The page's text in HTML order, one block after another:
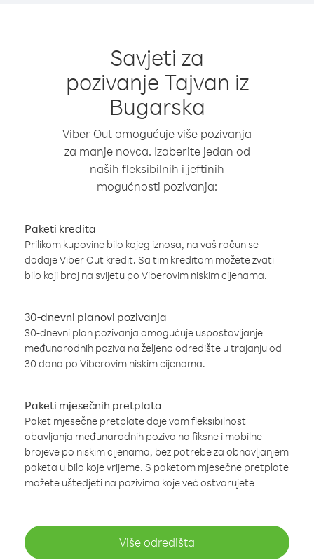
Savjeti za
pozivanje Tajvan iz
Bugarska
Viber Out omogućuje više pozivanja
za manje novca. Izaberite jedan od
naših fleksibilnih i jeftinih
mogućnosti pozivanja:
Paketi kredita
Prilikom kupovine bilo kojeg iznosa, na vaš račun se
dodaje Viber Out kredit. Sa tim kreditom možete zvati
bilo koji broj na svijetu po Viberovim niskim cijenama.
30-dnevni planovi pozivanja
30-dnevni plan pozivanja omogućuje uspostavljanje
međunarodnih poziva na željeno odredište u trajanju od
30 dana po Viberovim niskim cijenama.
Paketi mjesečnih pretplata
Paket mjesečne pretplate daje vam fleksibilnost
obavljanja međunarodnih poziva na fiksne i mobilne
brojeve po niskim cijenama, bez potrebe za obnavljanjem
paketa u bilo koje vrijeme. S paketom mjesečne pretplate
možete uštedjeti na pozivima koje već ostvarujete
Više odredišta